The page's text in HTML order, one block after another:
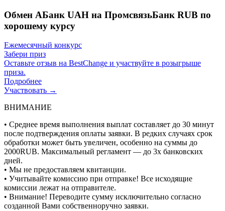
Обмен AБанк UAH на ПромсвязьБанк RUB по
хорошему курсу
Ежемесячный конкурс
Забери приз
Оставьте отзыв на BestChange и участвуйте в розыгрыше
приза.
Подробнее
Участвовать →
ВНИМАНИЕ
• Среднее время выполнения выплат составляет до 30 минут
после подтверждения оплаты заявки. В редких случаях срок
обработки может быть увеличен, особенно на суммы до
2000RUB. Максимальный регламент — до 3х банковских
дней.
• Мы не предоставляем квитанции.
• Учитывайте комиссию при отправке! Все исходящие
комиссии лежат на отправителе.
• Внимание! Переводите сумму исключительно согласно
созданной Вами собственноручно заявки.